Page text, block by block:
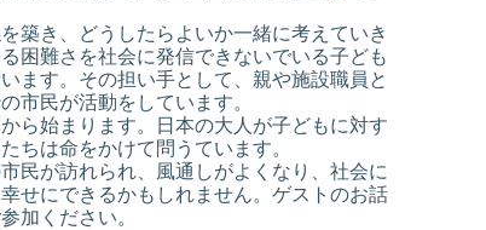
築き、どうしたらよいか一緒に考えていき
困難さを社会に発信できないでいる子ども
ます。その担い手として、親や施設職員と
市民が活動をしています。
ら始まります。日本の大人が子どもに対す
ちは命をかけて問うています。
民が訪れられ、風通しがよくなり、社会に
せにできるかもしれません。ゲストのお話
ぜひご参加ください。